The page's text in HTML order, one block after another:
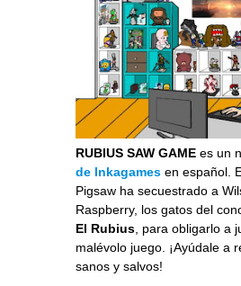
RUBIUS SAW GAME es un
de Inkagames en español.
Pigsaw ha secuestrado a
Raspberry, los gatos del
El Rubius, para obligarlo a
malévolo juego. ¡Ayúdale a
sanos y salvos!